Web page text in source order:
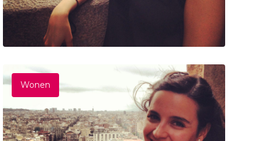
Wonen